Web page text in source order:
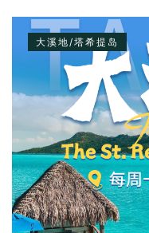
大溪地/塔希提岛